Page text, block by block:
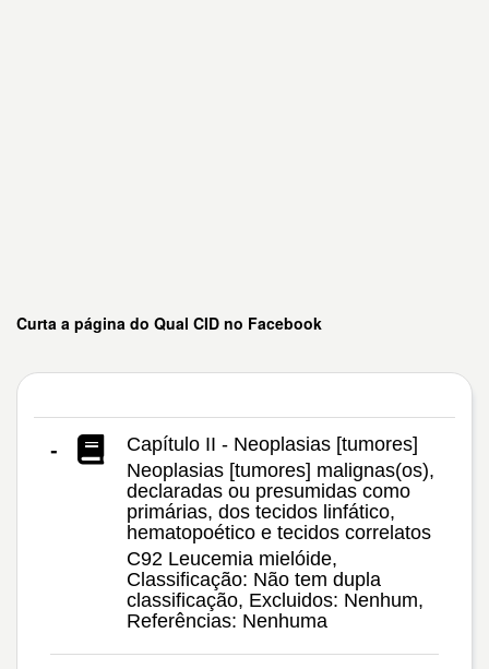
Curta a página do Qual CID no Facebook
-
Capítulo II - Neoplasias [tumores]
Neoplasias [tumores] malignas(os),
declaradas ou presumidas como
primárias, dos tecidos linfático,
hematopoético e tecidos correlatos
C92 Leucemia mielóide,
Classificação: Não tem dupla
classificação, Excluidos: Nenhum,
Referências: Nenhuma